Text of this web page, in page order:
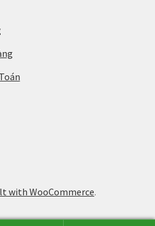
with WooCommerce.